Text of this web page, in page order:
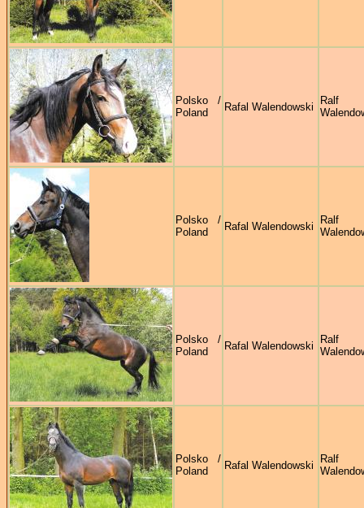
Polsko /
Poland
Rafal Walendowski
Ralf
Polsko /
Poland
Rafal Walendowski
Ralf
Polsko /
Poland
Rafal Walendowski
Ralf
Polsko /
Poland
Rafal Walendowski
Ralf